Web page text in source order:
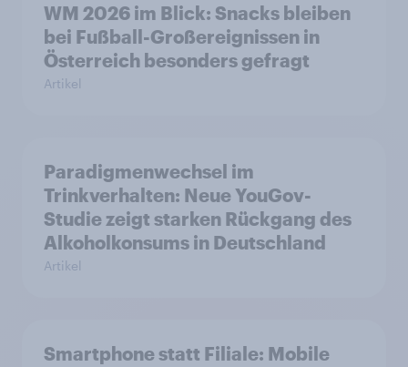
WM 2026 im Blick: Snacks bleiben
bei Fußball-Großereignissen in
Österreich besonders gefragt
Artikel
Paradigmenwechsel im
Trinkverhalten: Neue YouGov-
Studie zeigt starken Rückgang des
Alkoholkonsums in Deutschland
Artikel
Smartphone statt Filiale: Mobile